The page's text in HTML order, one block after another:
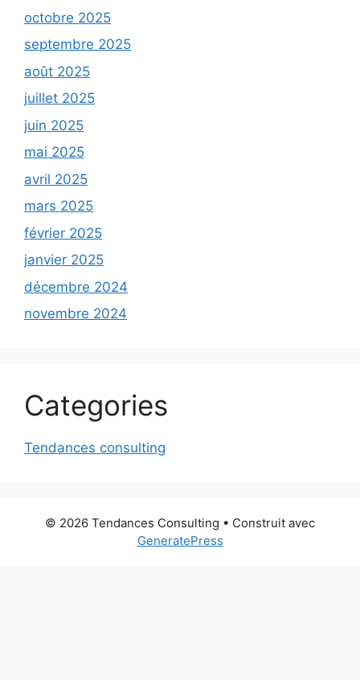
octobre 2025
septembre 2025
août 2025
juillet 2025
juin 2025
mai 2025
avril 2025
mars 2025
février 2025
janvier 2025
décembre 2024
novembre 2024
Categories
Tendances consulting
© 2026 Tendances Consulting • Construit avec
GeneratePress